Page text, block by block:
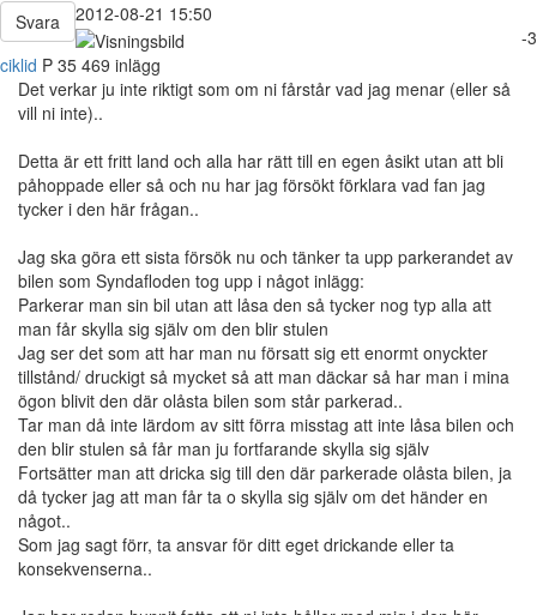
Svara
2012-08-21 15:50
-3
ciklid P 35 469 inlägg
Det verkar ju inte riktigt som om ni fårstår vad jag menar (eller så
vill ni inte)..
Detta är ett fritt land och alla har rätt till en egen åsikt utan att bli
påhoppade eller så och nu har jag försökt förklara vad fan jag
tycker i den här frågan..
Jag ska göra ett sista försök nu och tänker ta upp parkerandet av
bilen som Syndafloden tog upp i något inlägg:
Parkerar man sin bil utan att låsa den så tycker nog typ alla att
man får skylla sig själv om den blir stulen
Jag ser det som att har man nu försatt sig ett enormt onyckter
tillstånd/ druckigt så mycket så att man däckar så har man i mina
ögon blivit den där olåsta bilen som står parkerad..
Tar man då inte lärdom av sitt förra misstag att inte låsa bilen och
den blir stulen så får man ju fortfarande skylla sig själv
Fortsätter man att dricka sig till den där parkerade olåsta bilen, ja
då tycker jag att man får ta o skylla sig själv om det händer en
något..
Som jag sagt förr, ta ansvar för ditt eget drickande eller ta
konsekvenserna..